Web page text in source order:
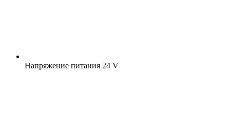
Напряжение питания 24 V